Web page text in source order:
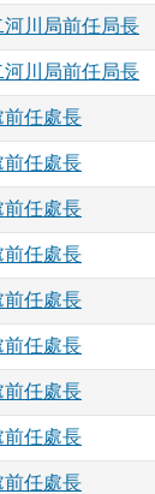
川局前任局長
川局前任局長
前任處長
前任處長
前任處長
前任處長
前任處長
前任處長
前任處長
前任處長
前任處長